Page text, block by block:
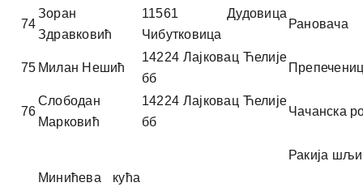
74
Зоран
Здравковић
11561 Дудовица
Чибутковица
Рановача
75 Милан Нешић
14224 Лајковац Ћелије
бб
76
Слободан
Марковић
14224 Лајковац Ћелије
бб
Чачанска
Минићева кућа
Ракија